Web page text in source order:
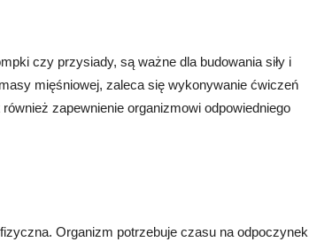
czy przysiady, są ważne dla budowania siły i
mięśniowej, zaleca się wykonywanie ćwiczeń
zapewnienie organizmowi odpowiedniego
Organizm potrzebuje czasu na odpoczynek